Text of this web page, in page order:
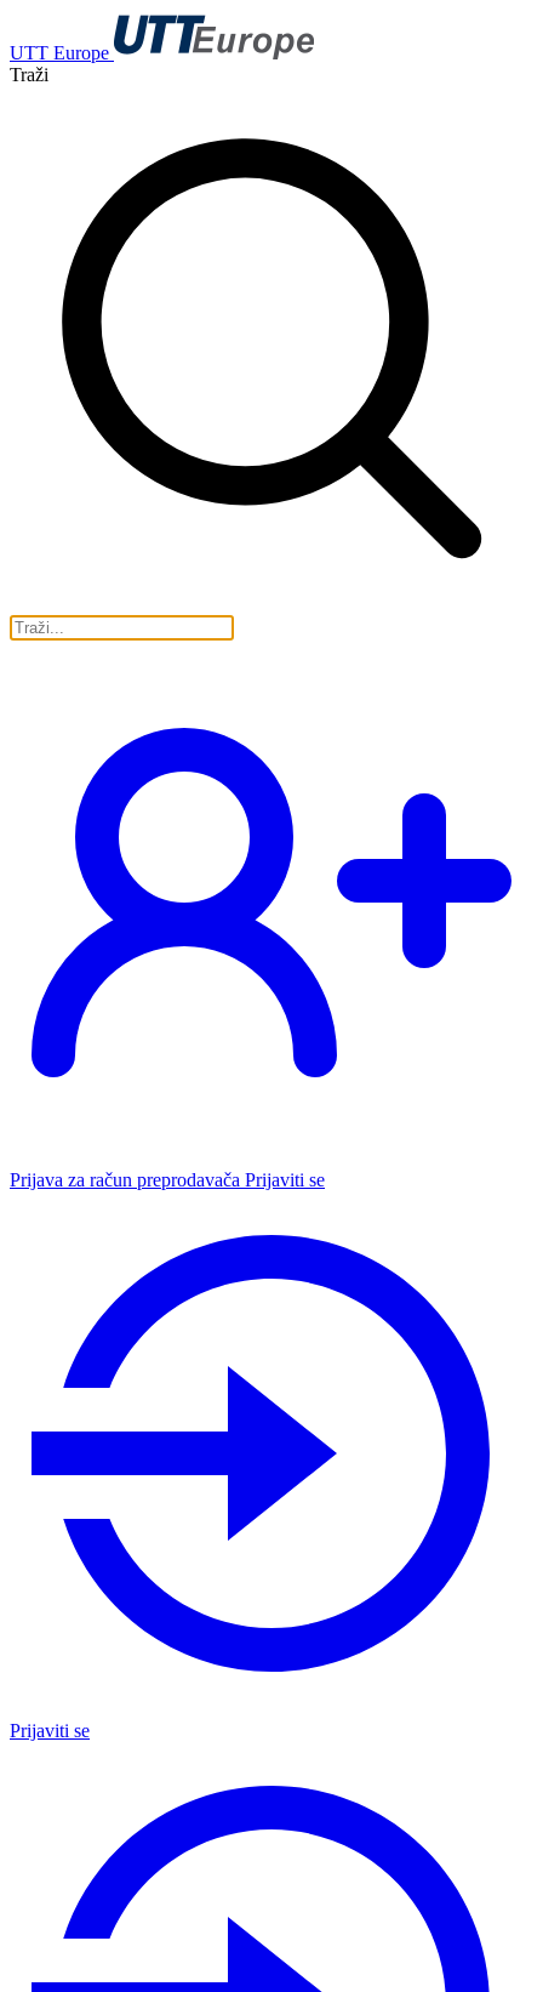
UTT Europe
Traži
Prijava za račun preprodavača Prijaviti se
Prijaviti se